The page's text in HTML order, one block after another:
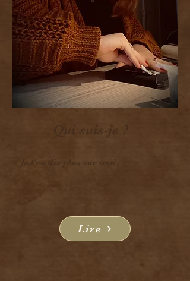
Qui suis-je ?
Je t'en dis plus sur moi :
Lire